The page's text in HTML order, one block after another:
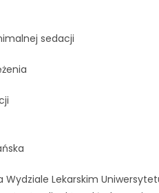
sedacji
Lekarskim